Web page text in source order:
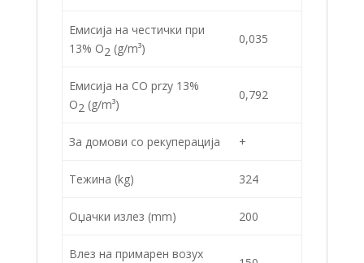
Емисија на честички при
13% O2 (g/m³)
0,035
Емисија на CO przy 13%
O2 (g/m³)
0,792
За домови со рекуперација +
Тежина (kg) 324
Оџачки излез (mm) 200
Влез на примарен возух